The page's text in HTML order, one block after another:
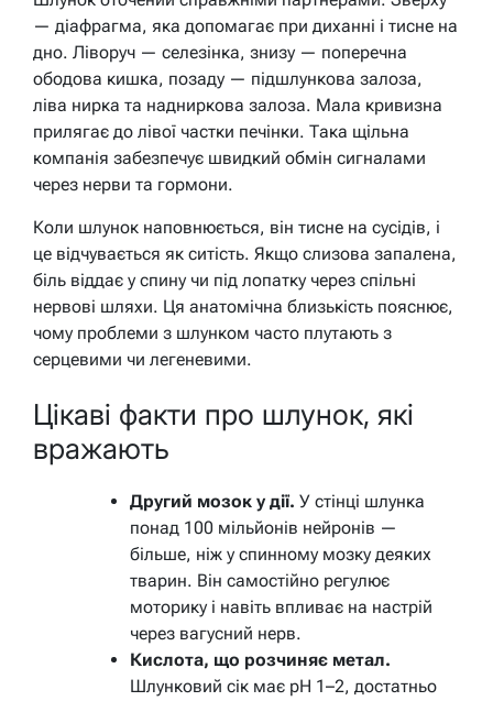
— діафрагма, яка допомагає при диханні і тисне на
дно. Ліворуч — селезінка, знизу — поперечна
ободова кишка, позаду — підшлункова залоза,
ліва нирка та надниркова залоза. Мала кривизна
прилягає до лівої частки печінки. Така щільна
компанія забезпечує швидкий обмін сигналами
через нерви та гормони.
Коли шлунок наповнюється, він тисне на сусідів, і
це відчувається як ситість. Якщо слизова запалена,
біль віддає у спину чи під лопатку через спільні
нервові шляхи. Ця анатомічна близькість пояснює,
чому проблеми з шлунком часто плутають з
серцевими чи легеневими.
Цікаві факти про шлунок, які
вражають
Другий мозок у дії. У стінці шлунка
понад 100 мільйонів нейронів —
більше, ніж у спинному мозку деяких
тварин. Він самостійно регулює
моторику і навіть впливає на настрій
через вагусний нерв.
Кислота, що розчиняє метал.
Шлунковий сік має pH 1–2, достатньо